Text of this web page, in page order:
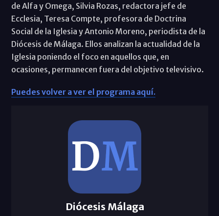
de Alfa y Omega, Silvia Rozas, redactora jefe de
Ecclesia, Teresa Compte, profesora de Doctrina
Social de la Iglesia y Antonio Moreno, periodista de la
Diócesis de Málaga. Ellos analizan la actualidad de la
Iglesia poniendo el foco en aquellos que, en
ocasiones, permanecen fuera del objetivo televisivo.
Puedes volver a ver el programa aquí.
Diócesis Málaga